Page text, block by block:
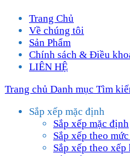
Trang Chủ
Về chúng tôi
Sản Phẩm
Chính sách & Điều
LIÊN HỆ
Trang chủ Danh mục Tìm
Sắp xếp mặc định
Sắp xếp mặc định
Sắp xếp theo
Sắp xếp theo